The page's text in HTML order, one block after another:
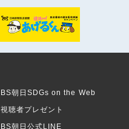
BS朝日SDGs on the Web
視聴者プレゼント
BS朝日公式LINE